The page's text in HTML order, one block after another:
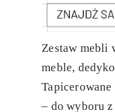
Zestaw mebli
meble,
– do wyboru